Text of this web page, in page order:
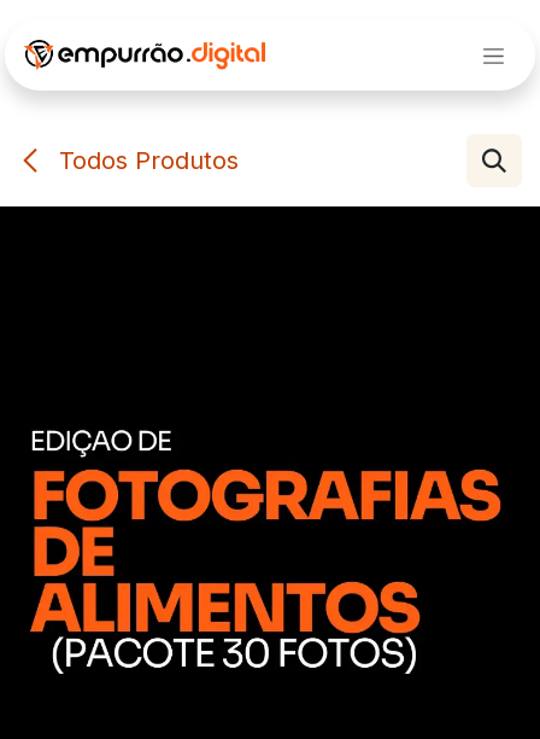
Todos Produtos